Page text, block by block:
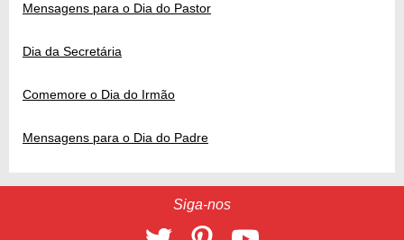
Mensagens para o Dia do Pastor
Dia da Secretária
Comemore o Dia do Irmão
Mensagens para o Dia do Padre
Siga-nos